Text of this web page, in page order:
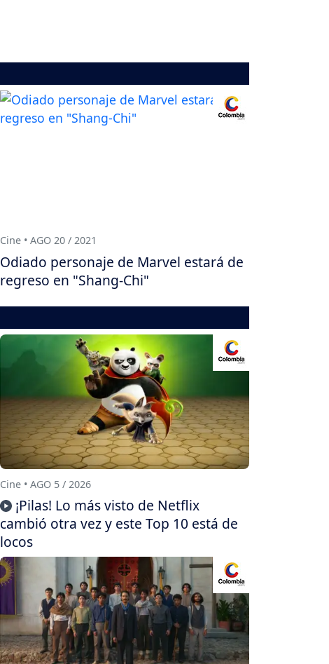
Cine • AGO 20 / 2021
Odiado personaje de Marvel estará de
regreso en "Shang-Chi"
Cine • AGO 5 / 2026
¡Pilas! Lo más visto de Netflix
cambió otra vez y este Top 10 está de
locos